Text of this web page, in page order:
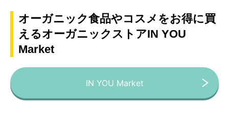
オーガニック食品やコスメをお得に買
えるオーガニックストアIN YOU
Market
IN YOU Market